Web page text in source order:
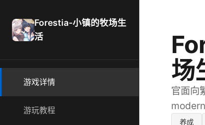
Forestia-小镇的牧场生
活
游戏详情
游玩教程
场
官面向
养成